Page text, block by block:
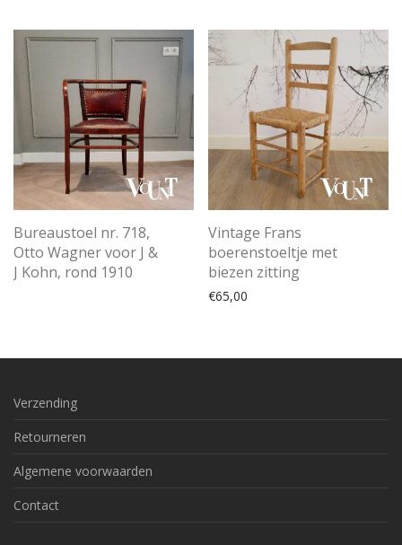
Bureaustoel nr. 718,
Otto Wagner voor J &
J Kohn, rond 1910
Vintage Frans
boerenstoeltje met
biezen zitting
€65,00
Verzending
Retourneren
Algemene voorwaarden
Contact